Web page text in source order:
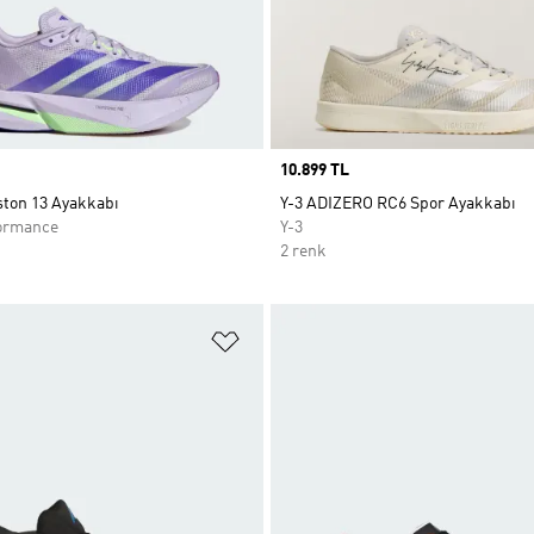
13 Ayakkabı
Price
10.899 TL
Y-3 ADIZERO RC6 Spor Ayakkabı
Y-3
2 renk